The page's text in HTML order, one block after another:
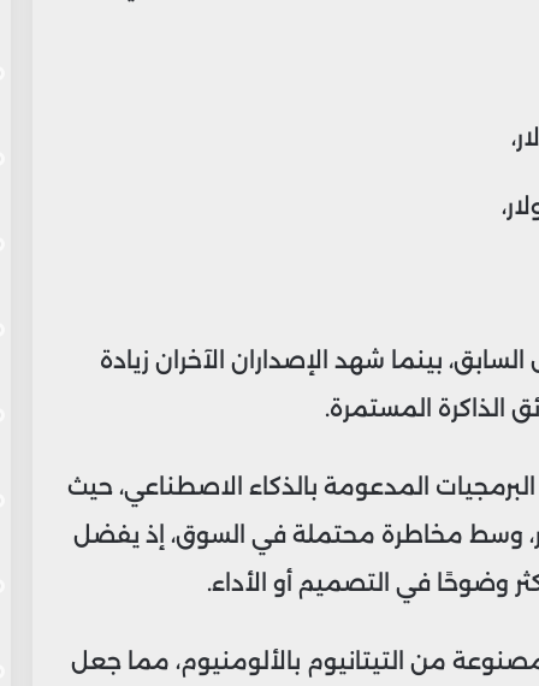
بينما شهد الإصداران الآخران زيادة
المدعومة بالذكاء الاصطناعي، حيث
وسط مخاطرة محتملة في السوق، إذ يفضل
وضوحًا في التصميم أو الأداء.
من التيتانيوم بالألومنيوم، مما جعل